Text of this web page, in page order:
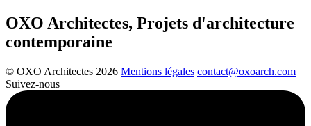
OXO Architectes, Projets d'architecture
contemporaine
© OXO Architectes 2026 Mentions légales contact@oxoarch.com
Suivez-nous